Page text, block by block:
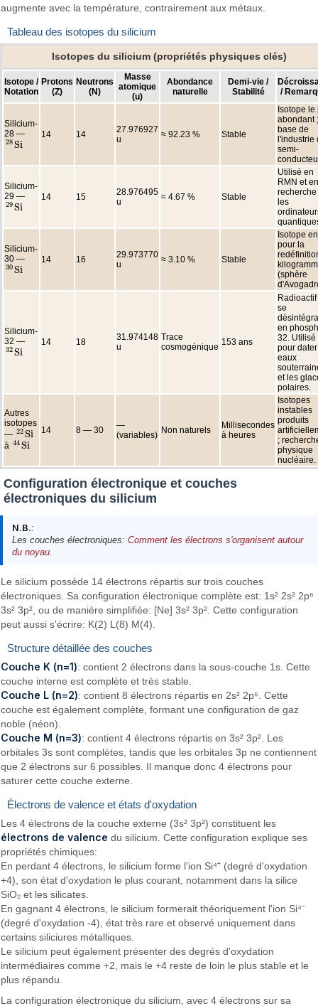
augmente avec la température, contrairement aux métaux.
Tableau des isotopes du silicium
Isotopes du silicium (propriétés physiques clés)
Isotope /
Notation
Protons
(Z)
Neutrons
(N)
Masse
atomique
(u)
Abondance
naturelle
Demi-vie /
Stabilité
/
Silicium-
28 —
28Si
28Si
14 14
27.976927
u
≈ 92.23 % Stable
Isotope le
abondant ;
base de
l'industrie
semi-
Silicium-
29 —
29Si
29Si
14 15
28.976495
u
≈ 4.67 % Stable
Utilisé en
RMN et en
recherche
les
Silicium-
30 —
30Si
30Si
14 16
29.973770
u
≈ 3.10 % Stable
Isotope
pour la
(sphère
Silicium-
32 —
32Si
32Si
14 18
31.974148
u
Trace
cosmogénique 153 ans
se
en
32. Utilisé
pour
eaux
et les
polaires.
Autres
isotopes
— 22Si
22Si
à 44Si
44Si
14 8 — 30
—
(variables) Non naturels
Millisecondes
à heures
Isotopes
instables
produits
;
physique
nucléaire.
Configuration électronique et couches
électroniques du silicium
N.B.:
Les couches électroniques: Comment les électrons s'organisent autour
du noyau.
Le silicium possède 14 électrons répartis sur trois couches
électroniques. Sa configuration électronique complète est: 1s² 2s² 2p⁶
3s² 3p², ou de manière simplifiée: [Ne] 3s² 3p². Cette configuration
peut aussi s'écrire: K(2) L(8) M(4).
Structure détaillée des couches
Couche K (n=1): contient 2 électrons dans la sous-couche 1s. Cette
couche interne est complète et très stable.
Couche L (n=2): contient 8 électrons répartis en 2s² 2p⁶. Cette
couche est également complète, formant une configuration de gaz
noble (néon).
Couche M (n=3): contient 4 électrons répartis en 3s² 3p². Les
orbitales 3s sont complètes, tandis que les orbitales 3p ne contiennent
que 2 électrons sur 6 possibles. Il manque donc 4 électrons pour
saturer cette couche externe.
Électrons de valence et états d'oxydation
Les 4 électrons de la couche externe (3s² 3p²) constituent les
électrons de valence du silicium. Cette configuration explique ses
propriétés chimiques:
En perdant 4 électrons, le silicium forme l'ion Si⁴⁺ (degré d'oxydation
+4), son état d'oxydation le plus courant, notamment dans la silice
SiO₂ et les silicates.
En gagnant 4 électrons, le silicium formerait théoriquement l'ion Si⁴⁻
(degré d'oxydation -4), état très rare et observé uniquement dans
certains siliciures métalliques.
Le silicium peut également présenter des degrés d'oxydation
intermédiaires comme +2, mais le +4 reste de loin le plus stable et le
plus répandu.
La configuration électronique du silicium, avec 4 électrons sur sa